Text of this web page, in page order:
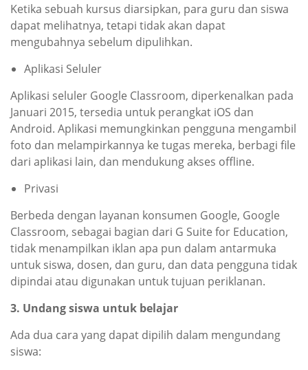
Ketika sebuah kursus diarsipkan, para guru dan siswa
dapat melihatnya, tetapi tidak akan dapat
mengubahnya sebelum dipulihkan.
Aplikasi Seluler
Aplikasi seluler Google Classroom, diperkenalkan pada
Januari 2015, tersedia untuk perangkat iOS dan
Android. Aplikasi memungkinkan pengguna mengambil
foto dan melampirkannya ke tugas mereka, berbagi file
dari aplikasi lain, dan mendukung akses offline.
Privasi
Berbeda dengan layanan konsumen Google, Google
Classroom, sebagai bagian dari G Suite for Education,
tidak menampilkan iklan apa pun dalam antarmuka
untuk siswa, dosen, dan guru, dan data pengguna tidak
dipindai atau digunakan untuk tujuan periklanan.
3. Undang siswa untuk belajar
Ada dua cara yang dapat dipilih dalam mengundang
siswa: